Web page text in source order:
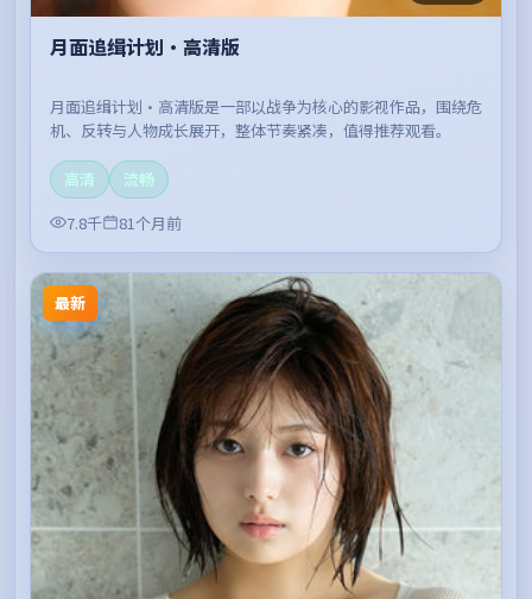
月面追缉计划·高清版
月面追缉计划·高清版是一部以战争为核心的影视作品，围绕危
机、反转与人物成长展开，整体节奏紧凑，值得推荐观看。
高清
流畅
7.8千
81个月前
最新